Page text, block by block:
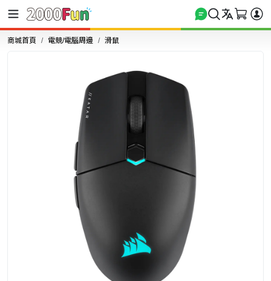
商城首頁 電競/電腦周邊 滑鼠